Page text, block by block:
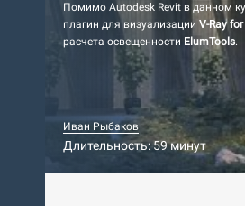
Помимо Autodesk Revit в данном
плагин для визуализации V-Ray
расчета освещенности ElumTools.
Иван Рыбаков
Длительность: 59 минут